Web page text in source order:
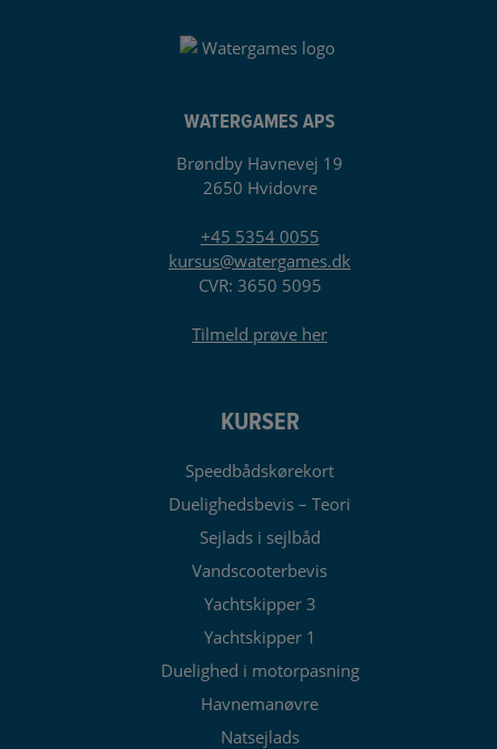
KURSER
Speedbådskørekort
Duelighedsbevis – Teori
Sejlads i sejlbåd
Vandscooterbevis
Yachtskipper 3
Yachtskipper 1
Duelighed i motorpasning
Havnemanøvre
Natsejlads
WATERGAMES APS
Brøndby Havnevej 19
2650 Hvidovre
+45 5354 0055
kursus@watergames.dk
CVR: 3650 5095
Tilmeld prøve her